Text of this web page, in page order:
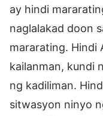
ay hindi
naglalakad doon
mararating. Hindi
kailanman, kundi
ng kadiliman.
sitwasyon ninyo